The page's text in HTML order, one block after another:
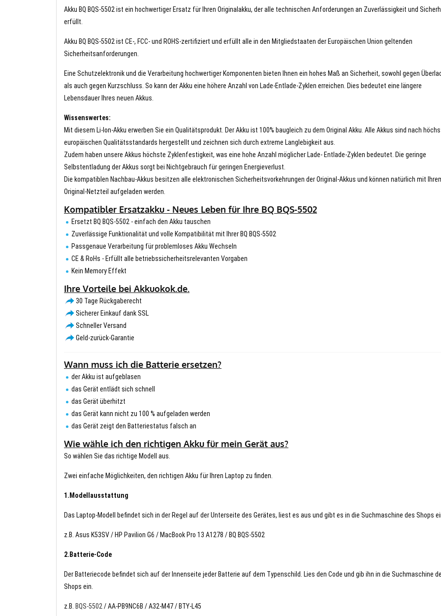
Akku BQ BQS-5502 ist ein hochwertiger Ersatz für Ihren Originalakku, der alle technischen Anforderungen an Zuverlässigkeit und
erfüllt.
Akku BQ BQS-5502 ist CE-, FCC- und ROHS-zertifiziert und erfüllt alle in den Mitgliedstaaten der Europäischen Union geltenden
Sicherheitsanforderungen.
Eine Schutzelektronik und die Verarbeitung hochwertiger Komponenten bieten Ihnen ein hohes Maß an Sicherheit, sowohl gegen
als auch gegen Kurzschluss. So kann der Akku eine höhere Anzahl von Lade-Entlade-Zyklen erreichen. Dies bedeutet eine längere
Lebensdauer Ihres neuen Akkus.
Wissenswertes:
Mit diesem Li-Ion-Akku erwerben Sie ein Qualitätsprodukt. Der Akku ist 100% baugleich zu dem Original Akku. Alle Akkus sind nach
europäischen Qualitätsstandards hergestellt und zeichnen sich durch extreme Langlebigkeit aus.
Zudem haben unsere Akkus höchste Zyklenfestigkeit, was eine hohe Anzahl möglicher Lade- Entlade-Zyklen bedeutet. Die geringe
Selbstentladung der Akkus sorgt bei Nichtgebrauch für geringen Energieverlust.
Die kompatiblen Nachbau-Akkus besitzen alle elektronischen Sicherheitsvorkehrungen der Original-Akkus und können natürlich mit
Original-Netzteil aufgeladen werden.
Kompatibler Ersatzakku - Neues Leben für Ihre BQ BQS-5502
Ersetzt BQ BQS-5502 - einfach den Akku tauschen
Zuverlässige Funktionalität und volle Kompatibilität mit Ihrer BQ BQS-5502
Passgenaue Verarbeitung für problemloses Akku Wechseln
CE & RoHs - Erfüllt alle betriebssicherheitsrelevanten Vorgaben
Kein Memory Effekt
Ihre Vorteile bei Akkuokok.de.
30 Tage Rückgaberecht
Sicherer Einkauf dank SSL
Schneller Versand
Geld-zurück-Garantie
Wann muss ich die Batterie ersetzen?
der Akku ist aufgeblasen
das Gerät entlädt sich schnell
das Gerät überhitzt
das Gerät kann nicht zu 100 % aufgeladen werden
das Gerät zeigt den Batteriestatus falsch an
Wie wähle ich den richtigen Akku für mein Gerät aus?
So wählen Sie das richtige Modell aus.
Zwei einfache Möglichkeiten, den richtigen Akku für Ihren Laptop zu finden.
1.Modellausstattung
Das Laptop-Modell befindet sich in der Regel auf der Unterseite des Gerätes, liest es aus und gibt es in die Suchmaschine des Shops
z.B. Asus K53SV / HP Pavilion G6 / MacBook Pro 13 A1278 / BQ BQS-5502
2.Batterie-Code
Der Batteriecode befindet sich auf der Innenseite jeder Batterie auf dem Typenschild. Lies den Code und gib ihn in die Suchmaschine
Shops ein.
z.B. BQS-5502 / AA-PB9NC6B / A32-M47 / BTY-L45